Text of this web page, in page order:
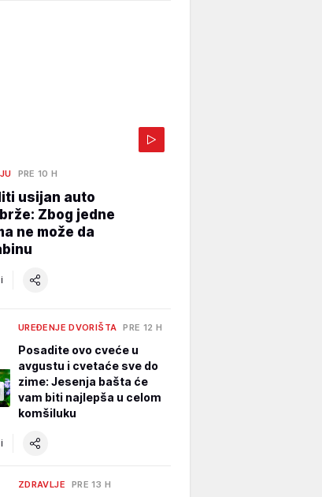
PRE 10 H
usijan auto
Zbog jedne
ne može da
UREĐENJE DVORIŠTA PRE 12 H
Posadite ovo cveće u
avgustu i cvetaće sve do
zime: Jesenja bašta će
vam biti najlepša u celom
komšiluku
ZDRAVLJE PRE 13 H